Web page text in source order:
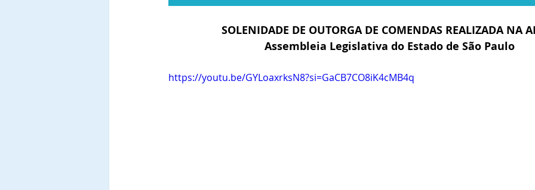
SOLENIDADE DE OUTORGA DE COMENDAS REALIZADA NA
Assembleia Legislativa do Estado de São Paulo
https://youtu.be/GYLoaxrksN8?si=GaCB7CO8iK4cMB4q